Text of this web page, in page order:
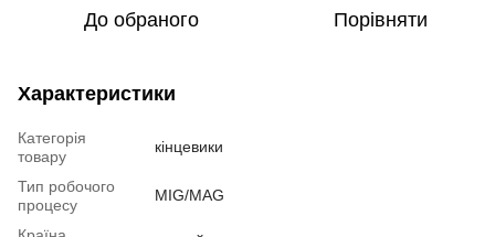
До обраного Порівняти
Характеристики
Категорія
товару
кінцевики
Тип робочого
процесу
MIG/MAG